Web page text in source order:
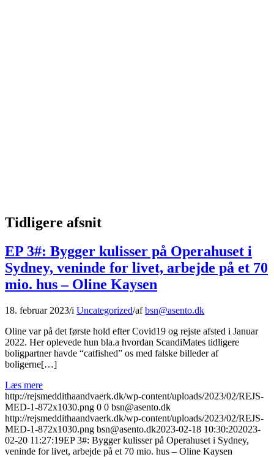
Tidligere afsnit
EP 3#: Bygger kulisser på Operahuset i
Sydney, veninde for livet, arbejde på et 70
mio. hus – Oline Kaysen
18. februar 2023/i Uncategorized/afbsn@asento.dk
Oline var på det første hold efter Covid19 og rejste afsted i Januar
2022. Her oplevede hun bla.a hvordan ScandiMates tidligere
boligpartner havde “catfished” os med falske billeder af
boligerne[…]
Læs mere
http://rejsmeddithaandvaerk.dk/wp-content/uploads/2023/02/REJS-
MED-1-872x1030.png 0 0 bsn@asento.dk
http://rejsmeddithaandvaerk.dk/wp-content/uploads/2023/02/REJS-
MED-1-872x1030.png bsn@asento.dk2023-02-18 10:30:202023-
02-20 11:27:19EP 3#: Bygger kulisser på Operahuset i Sydney,
veninde for livet, arbejde på et 70 mio. hus – Oline Kaysen